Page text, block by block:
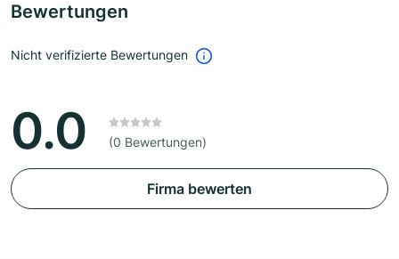
Bewertungen
Nicht verifizierte Bewertungen
0.0 (0 Bewertungen)
Firma bewerten